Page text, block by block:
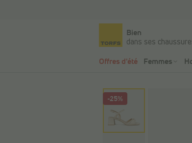
Bien
dans ses
Offres d'été Femmes
-25%